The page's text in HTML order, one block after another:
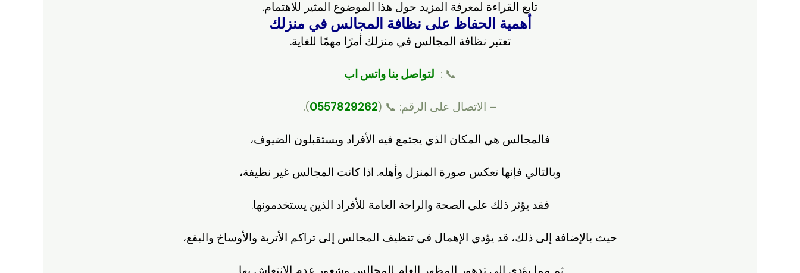
تابع القراءة لمعرفة المزيد حول هذا الموضوع المثير للاهتمام.
أهمية الحفاظ على نظافة المجالس في منزلك
تعتبر نظافة المجالس في منزلك أمرًا مهمًا للغاية.
📞 : لتواصل بنا واتس اب
– الاتصال على الرقم: 📞 (0557829262
).
فالمجالس هي المكان الذي يجتمع فيه الأفراد ويستقبلون الضيوف،
وبالتالي فإنها تعكس صورة المنزل وأهله. اذا كانت المجالس غير نظيفة،
فقد يؤثر ذلك على الصحة والراحة العامة للأفراد الذين يستخدمونها.
حيث بالإضافة إلى ذلك، قد يؤدي الإهمال في تنظيف المجالس إلى تراكم الأتربة والأوساخ والبقع،